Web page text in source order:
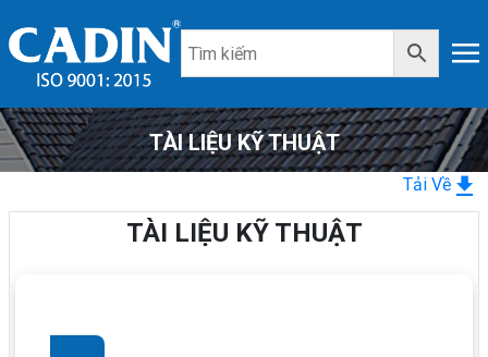
TÀI LIỆU KỸ THUẬT
Tải Về
TÀI LIỆU KỸ THUẬT